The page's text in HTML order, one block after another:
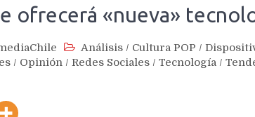
ofrecerá «nueva»
Análisis / Cultura POP /
/ Opinión / Redes Sociales / Tecnología /